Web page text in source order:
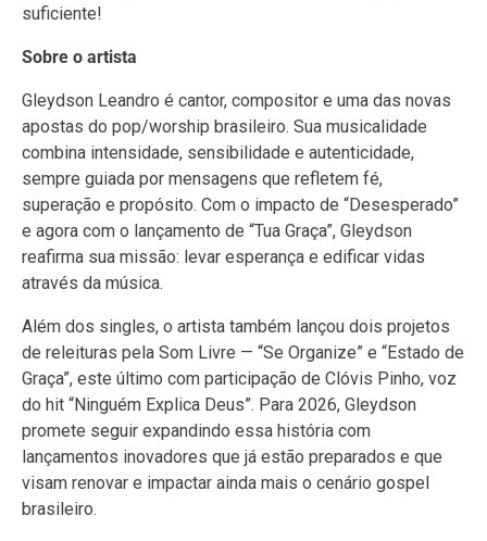
suficiente!
Sobre o artista
Gleydson Leandro é cantor, compositor e uma das novas
apostas do pop/worship brasileiro. Sua musicalidade
combina intensidade, sensibilidade e autenticidade,
sempre guiada por mensagens que refletem fé,
superação e propósito. Com o impacto de “Desesperado”
e agora com o lançamento de “Tua Graça”, Gleydson
reafirma sua missão: levar esperança e edificar vidas
através da música.
Além dos singles, o artista também lançou dois projetos
de releituras pela Som Livre — “Se Organize” e “Estado de
Graça”, este último com participação de Clóvis Pinho, voz
do hit “Ninguém Explica Deus”. Para 2026, Gleydson
promete seguir expandindo essa história com
lançamentos inovadores que já estão preparados e que
visam renovar e impactar ainda mais o cenário gospel
brasileiro.